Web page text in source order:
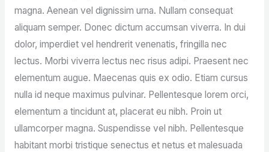
magna. Aenean vel dignissim urna. Nullam consequat
aliquam semper. Donec dictum accumsan viverra. In dui
dolor, imperdiet vel hendrerit venenatis, fringilla nec
lectus. Morbi viverra lectus nec risus adipi. Praesent nec
elementum augue. Maecenas quis ex odio. Etiam cursus
nulla id neque maximus pulvinar. Pellentesque lorem orci,
elementum a tincidunt at, placerat eu nibh. Proin ut
ullamcorper magna. Suspendisse vel nibh. Pellentesque
habitant morbi tristique senectus et netus et malesuada